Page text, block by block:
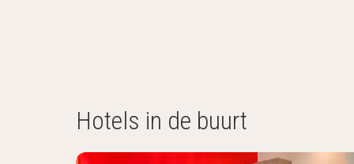
Hotels in de buurt